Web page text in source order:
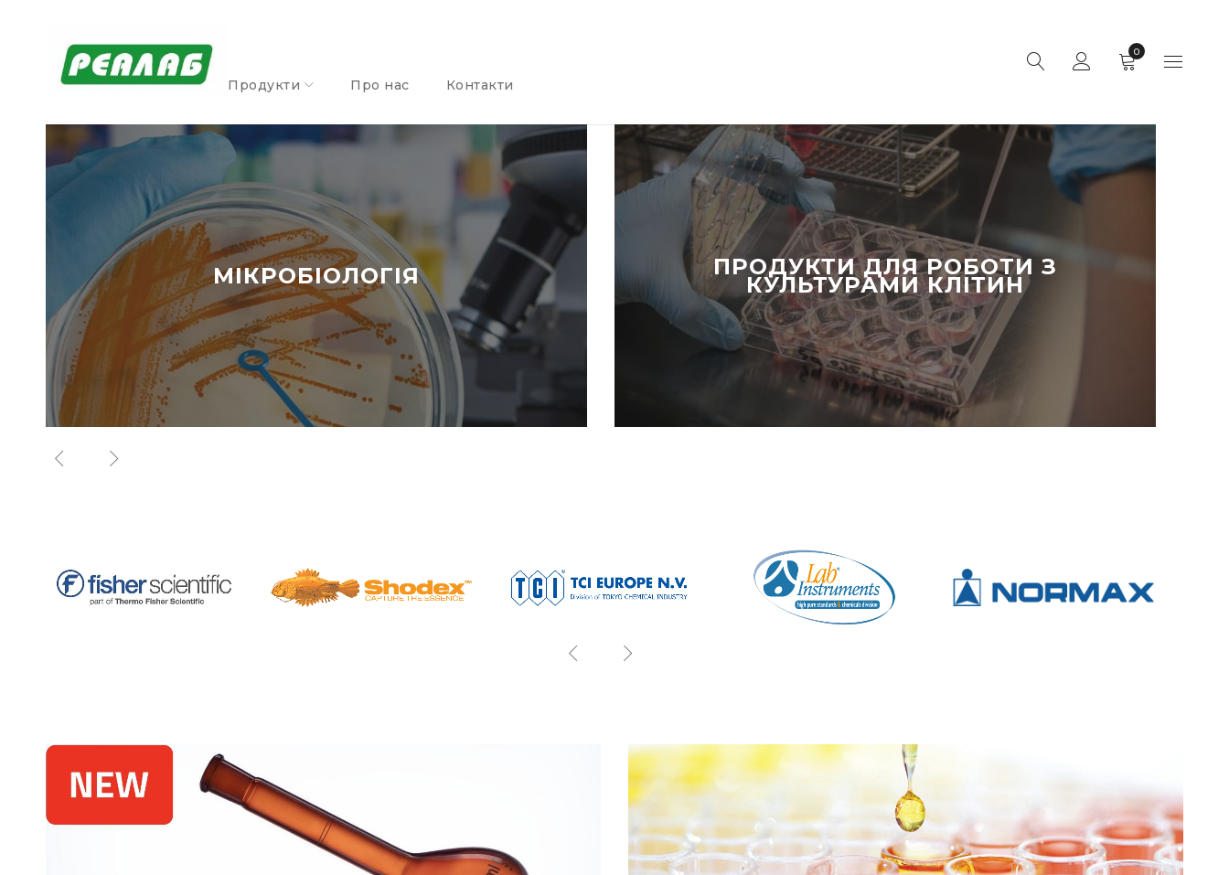
Продукти Про нас Контакти
0
МІКРОБІОЛОГІЯ ПРОДУКТИ ДЛЯ РОБОТИ З
КУЛЬТУРАМИ КЛІТИН